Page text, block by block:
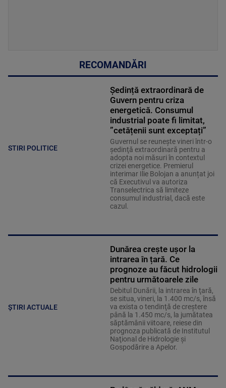
RECOMANDĂRI
STIRI POLITICE
Ședință extraordinară de
Guvern pentru criza
energetică. Consumul
industrial poate fi limitat,
”cetățenii sunt exceptați”
Guvernul se reuneşte vineri într-o
şedinţă extraordinară pentru a
adopta noi măsuri în contextul
crizei energetice. Premierul
interimar Ilie Bolojan a anunțat joi
că Executivul va autoriza
Transelectrica să limiteze
consumul industrial, dacă este
cazul.
ȘTIRI ACTUALE
Dunărea crește ușor la
intrarea în țară. Ce
prognoze au făcut hidrologii
pentru următoarele zile
Debitul Dunării, la intrarea în ţară,
se situa, vineri, la 1.400 mc/s, însă
va exista o tendinţă de creştere
până la 1.450 mc/s, la jumătatea
săptămânii viitoare, reiese din
prognoza publicată de Institutul
Naţional de Hidrologie şi
Gospodărire a Apelor.